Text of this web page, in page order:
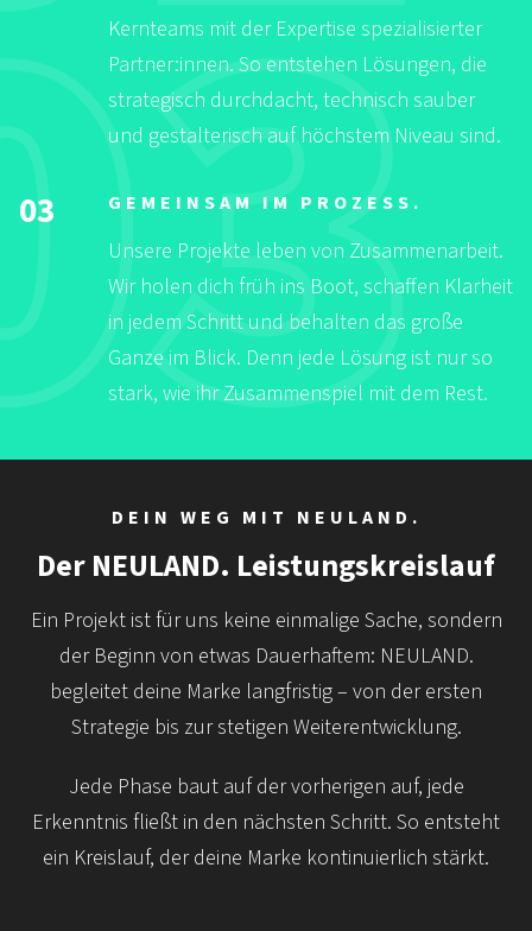
Kernteams mit der Expertise spezialisierter
Partner:innen. So entstehen Lösungen, die
strategisch durchdacht, technisch sauber
und gestalterisch auf höchstem Niveau sind.
03 GEMEINSAM IM PROZESS.
Unsere Projekte leben von Zusammenarbeit.
Wir holen dich früh ins Boot, schaffen Klarheit
in jedem Schritt und behalten das große
Ganze im Blick. Denn jede Lösung ist nur so
stark, wie ihr Zusammenspiel mit dem Rest.
DEIN WEG MIT NEULAND.
Der NEULAND. Leistungskreislauf
Ein Projekt ist für uns keine einmalige Sache, sondern
der Beginn von etwas Dauerhaftem: NEULAND.
begleitet deine Marke langfristig – von der ersten
Strategie bis zur stetigen Weiterentwicklung.
Jede Phase baut auf der vorherigen auf, jede
Erkenntnis fließt in den nächsten Schritt. So entsteht
ein Kreislauf, der deine Marke kontinuierlich stärkt.